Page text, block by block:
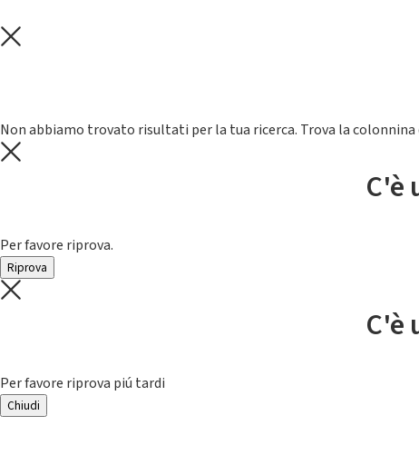
Non abbiamo trovato risultati per la tua ricerca. Trova la
C'è
Per favore riprova.
Riprova
C'è
Per favore riprova piú tardi
Chiudi